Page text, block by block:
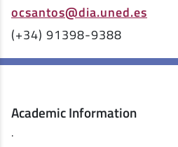
ocsantos@dia.uned.es
(+34) 91398-9388
Academic Information
.